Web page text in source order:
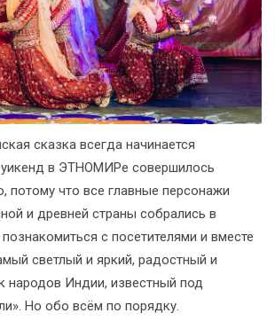
сказка всегда начинается
в ЭТНОМИРе совершилось
потому что все главные персонажи
и древней страны собрались в
с посетителями и вместе
светлый и яркий, радостный и
народов Индии, известный под
Но обо всём по порядку.